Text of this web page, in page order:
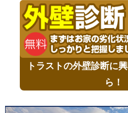
トラストの外壁診断に
ら！